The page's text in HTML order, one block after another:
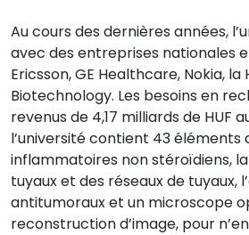
Au cours des dernières années,
avec des entreprises nationales
Ericsson, GE Healthcare, Nokia,
Biotechnology. Les besoins en
revenus de 4,17 milliards de HUF
l’université contient 43
inflammatoires non stéroïdiens,
tuyaux et des réseaux de
antitumoraux et un microscope
reconstruction d’image, pour